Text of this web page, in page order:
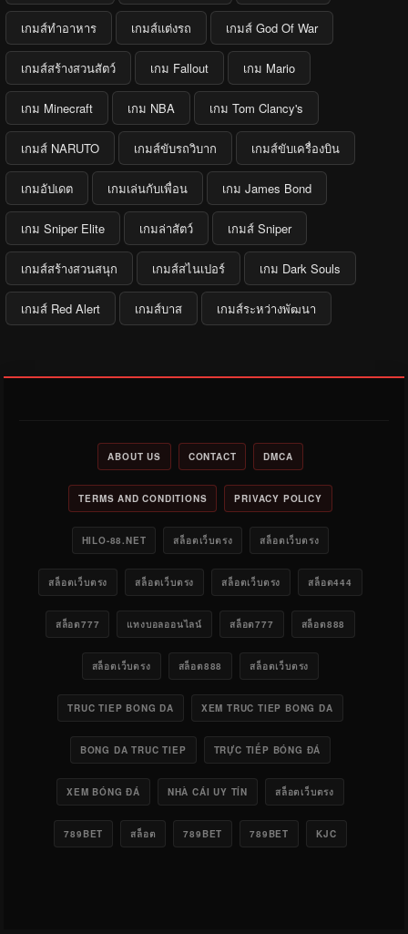
เกมส์ทำอาหาร เกมส์แต่งรถ เกมส์ God Of War
เกมส์สร้างสวนสัตว์ เกม Fallout เกม Mario
เกม Minecraft เกม NBA เกม Tom Clancy's
เกมส์ NARUTO เกมส์ขับรถวิบาก เกมส์ขับเครื่องบิน
เกมอัปเดต เกมเล่นกับเพื่อน เกม James Bond
เกม Sniper Elite เกมล่าสัตว์ เกมส์ Sniper
เกมส์สร้างสวนสนุก เกมส์สไนเปอร์ เกม Dark Souls
เกมส์ Red Alert เกมส์บาส เกมส์ระหว่างพัฒนา
ABOUT US CONTACT DMCA
TERMS AND CONDITIONS PRIVACY POLICY
HILO-88.NET สล็อตเว็บตรง สล็อตเว็บตรง
สล็อตเว็บตรง สล็อตเว็บตรง สล็อตเว็บตรง สล็อต444
สล็อต777 แทงบอลออนไลน์ สล็อต777 สล็อต888
สล็อตเว็บตรง สล็อต888 สล็อตเว็บตรง
TRUC TIEP BONG DA XEM TRUC TIEP BONG DA
BONG DA TRUC TIEP TRỰC TIẾP BÓNG ĐÁ
XEM BÓNG ĐÁ NHÀ CÁI UY TÍN สล็อตเว็บตรง
789BET สล็อต 789BET 789BET KJC